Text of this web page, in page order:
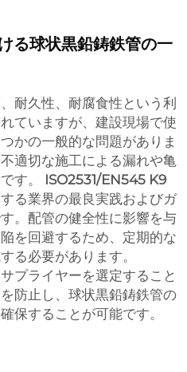
る球状黒鉛鋳鉄管の一
耐久性、耐腐食性という利
ていますが、建設現場で使
かの一般的な問題がありま
適切な施工による漏れや亀
す。 ISO2531/EN545 K9
る業界の最良実践およびガ
。配管の健全性に影響を与
を回避するため、定期的な
る必要があります。
プライヤーを選定すること
防止し、球状黒鉛鋳鉄管の
保することが可能です。